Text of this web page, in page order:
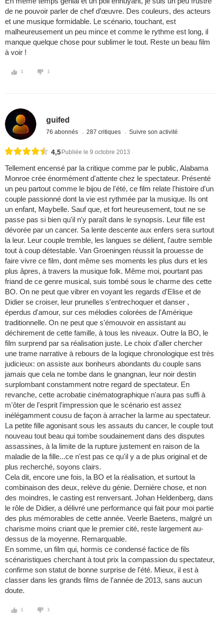
de ne pouvoir parler de chef d’œuvre. Des couleurs, des acteurs
et une musique formidable. Le scénario, touchant, est
malheureusement un peu mince et comme le rythme est long, il
manque quelque chose pour sublimer le tout. Reste un beau film
à voir !
1 1
guifed
76 abonnés 287 critiques Suivre son activité
4,5 Publiée le 9 octobre 2013
Tellement encensé par la critique comme par le public, Alabama
Monroe crée énormément d'attente chez le spectateur. Présenté
un peu partout comme le bijou de l'été, ce film relate l'histoire d'un
couple passionné dont la vie est rythmée par la musique. Ils ont
un enfant, Maybelle. Sauf que, et fort heureusement, tout ne se
passe pas si bien qu'il n'y paraît dans le synopsis. Leur fille est
dévorée par un cancer. Sa lente descente aux enfers sera surtout
la leur. Leur couple tremble, les langues se délient, l'autre semble
tout à coup détestable. Van Groeningen réussit la prouesse de
faire vivre ce film, dont même ses moments les plus durs et les
plus âpres, à travers la musique folk. Même moi, pourtant pas
friand de ce genre musical, suis tombé sous le charme des cette
BO. On ne peut que vibrer en voyant les regards d'Elise et de
Didier se croiser, leur prunelles s'entrechoquer et danser ,
éperdus d'amour, sur ces mélodies colorées de l'Amérique
traditionnelle. On ne peut que s'émouvoir en assistant au
déchirement de cette famille, à tous les niveaux. Outre la BO, le
film surprend par sa réalisation juste. Le choix d'aller chercher
une trame narrative à rebours de la logique chronologique est très
judicieux: on assiste aux bonheurs abondants du couple sans
jamais que cela ne tombe dans le gnangnan, leur noir destin
surplombant constamment notre regard de spectateur. En
revanche, cette acrobatie cinématographique n'aura pas suffi à
m'ôter de l'esprit l'impression que le scénario est assez
inélégamment cousu de façon à arracher la larme au spectateur.
La petite fille agonisant sous les assauts du cancer, le couple tout
nouveau tout beau qui tombe soudainement dans des disputes
assassines, à la limite de la rupture justement en raison de la
maladie de la fille...ce n'est pas ce qu'il y a de plus original et de
plus recherché, soyons clairs.
Cela dit, encore une fois, la BO et la réalisation, et surtout la
combinaison des deux, relève du génie. Dernière chose, et non
des moindres, le casting est renversant. Johan Heldenberg, dans
le rôle de Didier, a délivré une performance qui fait pour moi partie
des plus mémorables de cette année. Veerle Baetens, malgré un
charisme moins criant que le premier cité, reste largement au-
dessus de la moyenne. Remarquable.
En somme, un film qui, hormis ce condensé factice de fils
scénaristiques cherchant à tout prix la compassion du spectateur,
confirme son statut de bonne surprise de l'été. Mieux, il est à
classer dans les grands films de l'année de 2013, sans aucun
doute.
1 1